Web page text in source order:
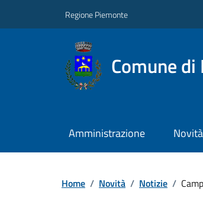
Regione Piemonte
Comune di
Amministrazione Novità
Home / Novità / Notizie /